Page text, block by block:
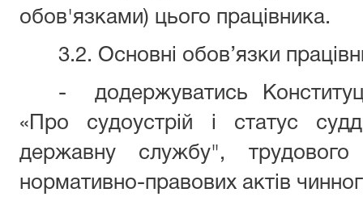
обов'язками) цього працівника.
3.2. Основні обов’язки
- додержуватись
«Про судоустрій і статус
державну службу",
нормативно-правових актів